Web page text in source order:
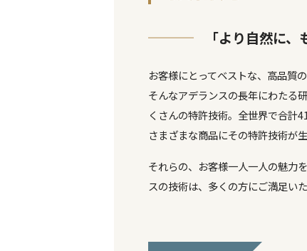
01
全世界で
世界に誇